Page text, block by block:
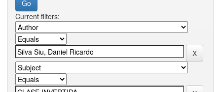
Current filters: